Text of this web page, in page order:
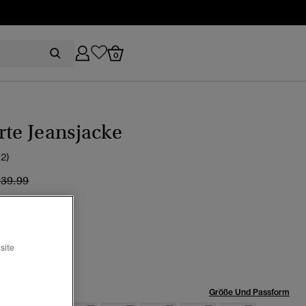
0
Jeansjacke
wurde reduziert von
bis
Größe Und Passform